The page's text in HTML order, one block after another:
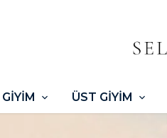
ÜST GİYİM